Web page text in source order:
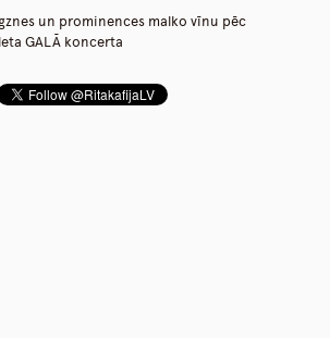
un prominences malko vīnu pēc
GALĀ koncerta